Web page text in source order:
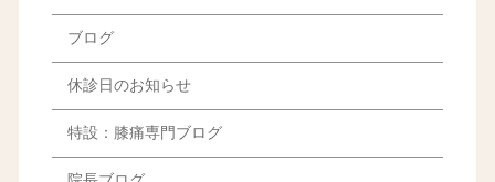
ブログ
休診日のお知らせ
特設：膝痛専門ブログ